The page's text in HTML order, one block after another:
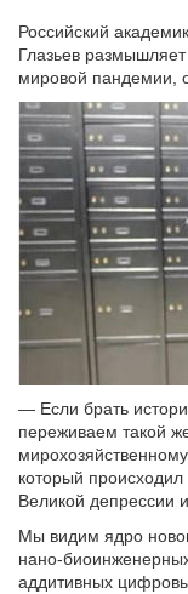
Российский
Глазьев
мировой пандемии,
— Если брать
переживаем такой
который
Великой депрессии
Мы видим ядро
нано-
аддитивных